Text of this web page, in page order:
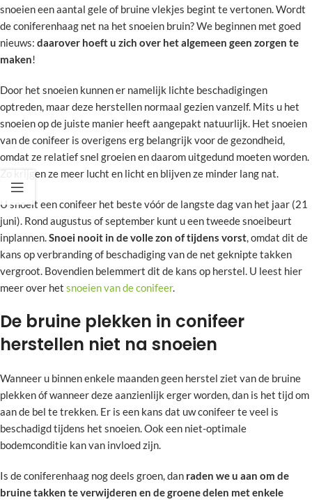
snoeien een aantal gele of bruine vlekjes begint te vertonen. Wordt
de coniferenhaag net na het snoeien bruin? We beginnen met goed
nieuws: daarover hoeft u zich over het algemeen geen zorgen te
maken!
Door het snoeien kunnen er namelijk lichte beschadigingen
optreden, maar deze herstellen normaal gezien vanzelf. Mits u het
snoeien op de juiste manier heeft aangepakt natuurlijk. Het snoeien
van de conifeer is overigens erg belangrijk voor de gezondheid,
omdat ze relatief snel groeien en daarom uitgedund moeten worden.
Zo krijgen ze meer lucht en licht en blijven ze minder lang nat.
U snoeit een conifeer het beste vóór de langste dag van het jaar (21
juni). Rond augustus of september kunt u een tweede snoeibeurt
inplannen.Snoei nooit in de volle zon of tijdens vorst, omdat dit de
kans op verbranding of beschadiging van de net geknipte takken
vergroot. Bovendien belemmert dit de kans op herstel. U leest hier
meer over het snoeien van de conifeer.
De bruine plekken in conifeer
herstellen niet na snoeien
Wanneer u binnen enkele maanden geen herstel ziet van de bruine
plekken óf wanneer deze aanzienlijk erger worden, dan is het tijd om
aan de bel te trekken. Er is een kans dat uw conifeer te veel is
beschadigd tijdens het snoeien. Ook een niet-optimale
bodemconditie kan van invloed zijn.
Is de coniferenhaag nog deels groen, dan raden we u aan om de
bruine takken te verwijderen en de groene delen met enkele